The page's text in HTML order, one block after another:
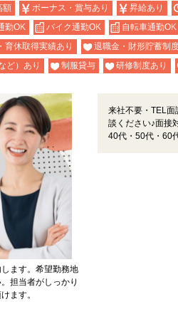
額 ボーナス・賞与あり 昇給あり
勤OK
バイク通勤OK 自転車通勤OK
育休取得実績あり
退職金・財形貯蓄制
ど）あり
制服貸与 研修制度あり
ます。希望勤務地
担当者がしっかり
ます。
来社不要・TEL
談ください♪面接
40代・50代・60